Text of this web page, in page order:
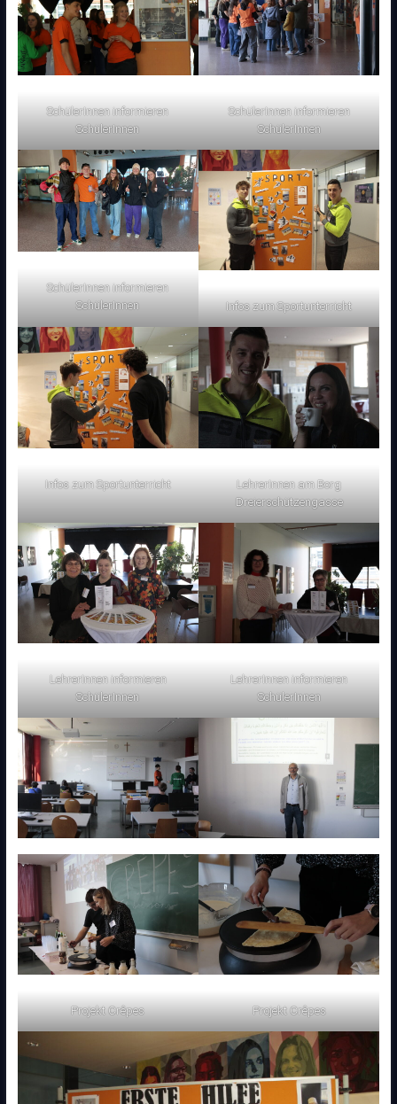
SchülerInnen informieren
SchülerInnen
SchülerInnen informieren
SchülerInnen
SchülerInnen informieren
SchülerInnen
Infos zum Sportunterricht
Infos zum Sportunterricht
LehrerInnen am Borg
Dreierschützengasse
LehrerInnen informieren
SchülerInnen
LehrerInnen informieren
SchülerInnen
Projekt Crêpes Projekt Crêpes